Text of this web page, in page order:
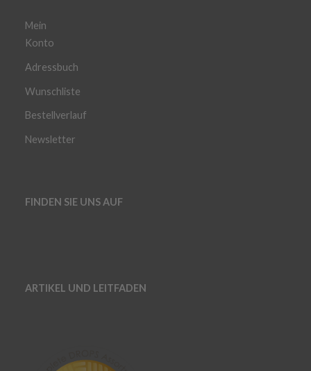
Mein
Konto
Adressbuch
Wunschliste
Bestellverlauf
Newsletter
FINDEN SIE UNS AUF
ARTIKEL UND LEITFADEN